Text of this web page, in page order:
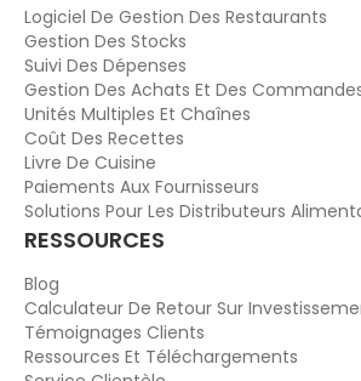
Logiciel De Gestion Des Restaurants
Gestion Des Stocks
Suivi Des Dépenses
Gestion Des Achats Et Des
Unités Multiples Et Chaînes
Coût Des Recettes
Livre De Cuisine
Paiements Aux Fournisseurs
Solutions Pour Les Distributeurs
RESSOURCES
Blog
Calculateur De Retour Sur
Témoignages Clients
Ressources Et Téléchargements